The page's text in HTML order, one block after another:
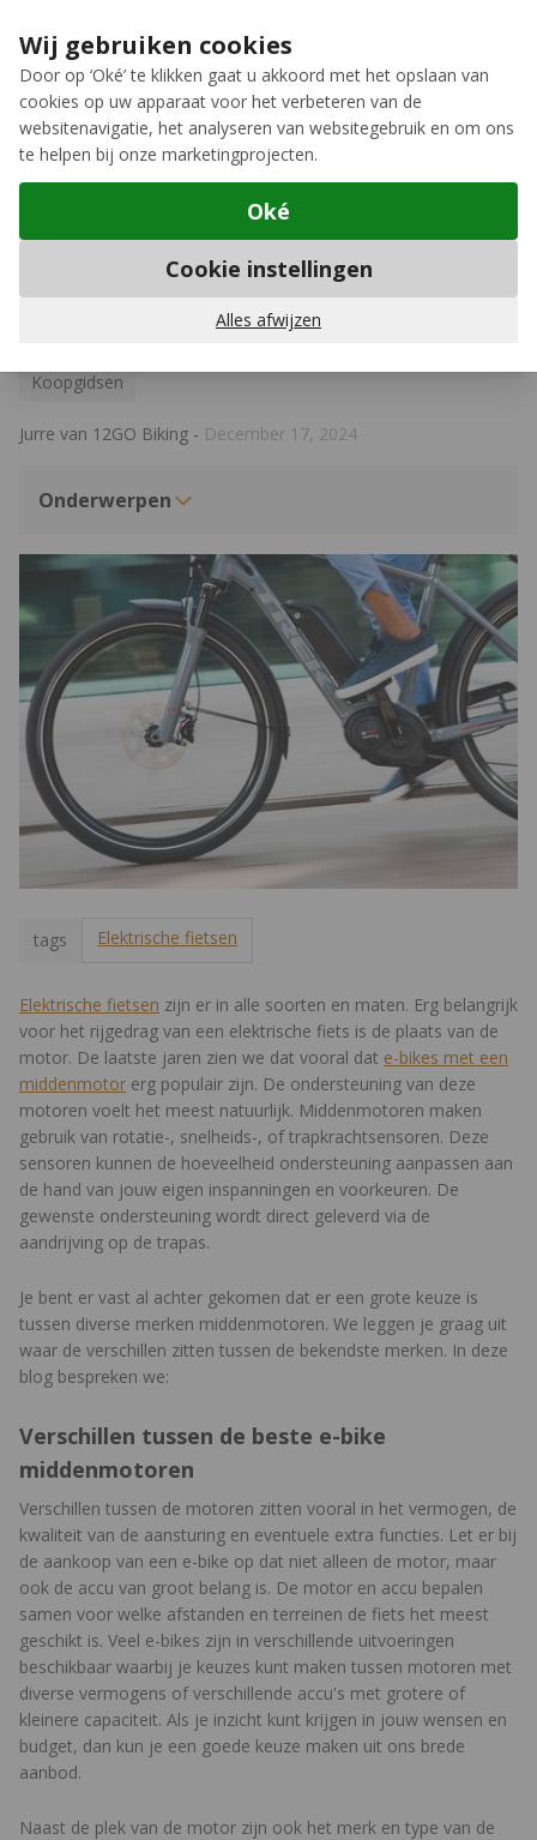
Wij gebruiken cookies
Door op ‘Oké’ te klikken gaat u akkoord met het opslaan van
cookies op uw apparaat voor het verbeteren van de
websitenavigatie, het analyseren van websitegebruik en om ons
te helpen bij onze marketingprojecten.
Oké
Cookie instellingen
Alles afwijzen
Meer keuze, meer plezier
12GO Biking
Koopgidsen
E-bike middenmotoren: de
belangrijkste merken vergeleken
Koopgidsen
Jurre van 12GO Biking - December 17, 2024
Onderwerpen
tags Elektrische fietsen
Elektrische fietsen zijn er in alle soorten en maten. Erg belangrijk
voor het rijgedrag van een elektrische fiets is de plaats van de
motor. De laatste jaren zien we dat vooral dat e-bikes met een
middenmotor erg populair zijn. De ondersteuning van deze
motoren voelt het meest natuurlijk. Middenmotoren maken
gebruik van rotatie-, snelheids-, of trapkrachtsensoren. Deze
sensoren kunnen de hoeveelheid ondersteuning aanpassen aan
de hand van jouw eigen inspanningen en voorkeuren. De
gewenste ondersteuning wordt direct geleverd via de
aandrijving op de trapas.
Je bent er vast al achter gekomen dat er een grote keuze is
tussen diverse merken middenmotoren. We leggen je graag uit
waar de verschillen zitten tussen de bekendste merken. In deze
blog bespreken we:
Verschillen tussen de beste e-bike
middenmotoren
Verschillen tussen de motoren zitten vooral in het vermogen, de
kwaliteit van de aansturing en eventuele extra functies. Let er bij
de aankoop van een e-bike op dat niet alleen de motor, maar
ook de accu van groot belang is. De motor en accu bepalen
samen voor welke afstanden en terreinen de fiets het meest
geschikt is. Veel e-bikes zijn in verschillende uitvoeringen
beschikbaar waarbij je keuzes kunt maken tussen motoren met
diverse vermogens of verschillende accu's met grotere of
kleinere capaciteit. Als je inzicht kunt krijgen in jouw wensen en
budget, dan kun je een goede keuze maken uit ons brede
aanbod.
Naast de plek van de motor zijn ook het merk en type van de